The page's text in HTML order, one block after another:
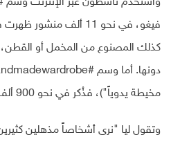
فيغو، في نحو 11 ألف
كذلك المصنوع من المخمل أو القطن،
مخيطة يدوياً")، فذُكر في نحو 900 ألف منشور.
وتقول ليا "نرى أشخاصاً مذهلين